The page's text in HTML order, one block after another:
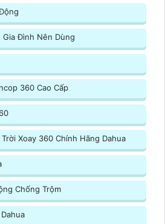
Gia Đình Nên Dùng
360 Cao Cấp
Xoay 360 Chính Hãng Dahua
Chống Trộm